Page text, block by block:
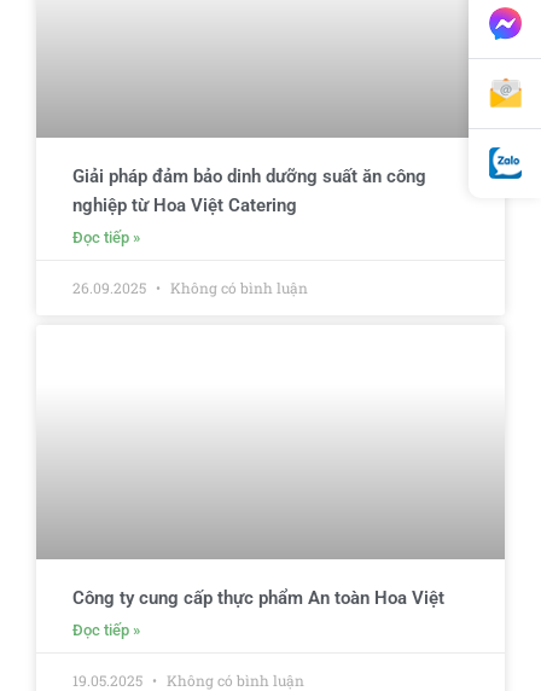
Giải pháp đảm bảo dinh dưỡng suất ăn công
nghiệp từ Hoa Việt Catering
Đọc tiếp »
26.09.2025 Không có bình luận
Công ty cung cấp thực phẩm An toàn Hoa Việt
Đọc tiếp »
19.05.2025 Không có bình luận